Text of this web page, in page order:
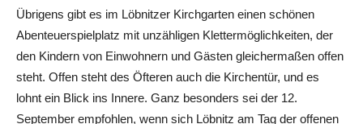
Übrigens gibt es im Löbnitzer Kirchgarten einen schönen
Abenteuerspielplatz mit unzähligen Klettermöglichkeiten, der
den Kindern von Einwohnern und Gästen gleichermaßen offen
steht. Offen steht des Öfteren auch die Kirchentür, und es
lohnt ein Blick ins Innere. Ganz besonders sei der 12.
September empfohlen, wenn sich Löbnitz am Tag der offenen